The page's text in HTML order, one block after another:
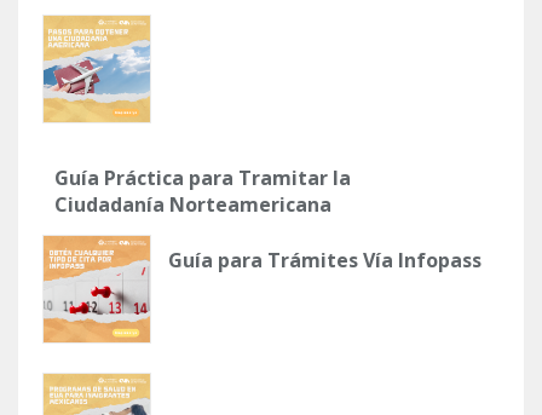
Guía Práctica para Tramitar la
Ciudadanía Norteamericana
Guía para Trámites Vía Infopass